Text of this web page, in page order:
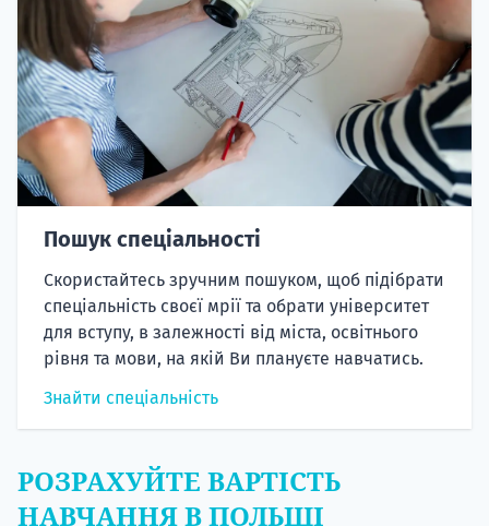
Пошук спеціальності
Скористайтесь зручним пошуком, щоб підібрати
спеціальність своєї мрії та обрати університет
для вступу, в залежності від міста, освітнього
рівня та мови, на якій Ви плануєте навчатись.
Знайти спеціальність
РОЗРАХУЙТЕ ВАРТІСТЬ
НАВЧАННЯ В ПОЛЬЩІ